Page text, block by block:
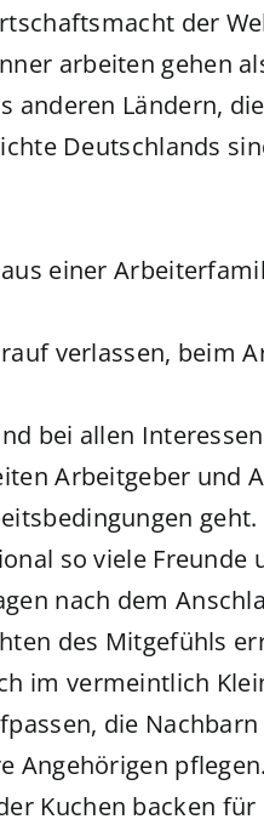
der
arbeiten gehen
anderen Ländern,
Deutschlands
einer
verlassen, beim
bei allen
Arbeitgeber und
geht.
so viele Freunde
nach dem
des Mitgefühls
im vermeintlich
die
Angehörigen
Kuchen backen für